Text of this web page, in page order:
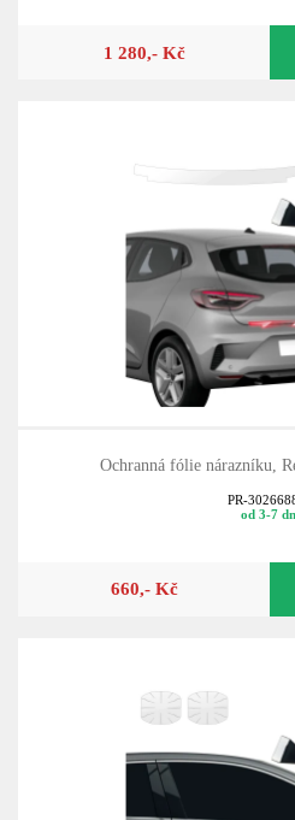
1 280,- Kč
Ochranná fólie nárazníku,
PR-
od 3-7
660,- Kč